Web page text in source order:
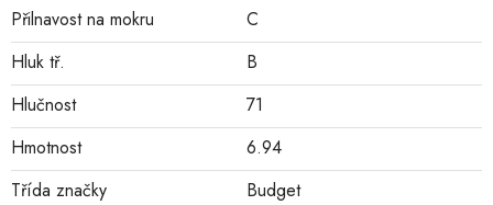
Přilnavost na mokru
C
Hluk tř.
B
Hlučnost
71
Hmotnost
6.94
Třída značky
Budget